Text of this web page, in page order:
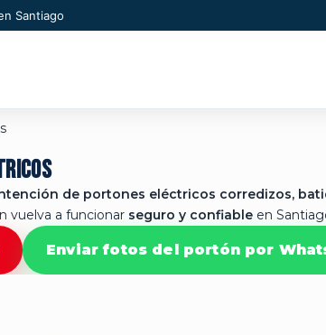
Santiago
de portones eléctricos corredizos,
vuelva a funcionar seguro y confiable en
Enviar fotos del portón por